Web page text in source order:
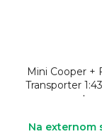
Mini Cooper +
Transporter
auta
Na externom